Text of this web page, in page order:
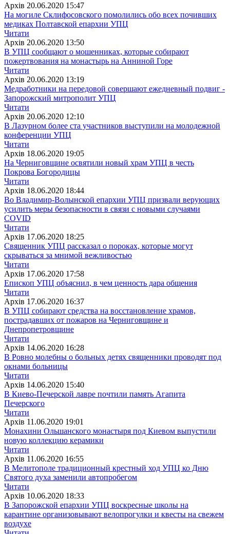
Архiв 20.06.2020 15:47
На могиле Склифосовского помолились обо всех почивших
медиках Полтавской епархии УПЦ
Читати
Архiв 20.06.2020 13:50
В УПЦ сообщают о мошенниках, которые собирают
пожертвования на монастырь на Анниной Горе
Читати
Архiв 20.06.2020 13:19
Медработники на передовой совершают ежедневный подвиг -
Запорожский митрополит УПЦ
Читати
Архiв 20.06.2020 12:10
В Лазурном более ста участников выступили на молодежной
конференции УПЦ
Читати
Архiв 18.06.2020 19:05
На Черниговщине освятили новый храм УПЦ в честь
Покрова Богородицы
Читати
Архiв 18.06.2020 18:44
Во Владимир-Волынской епархии УПЦ призвали верующих
усилить меры безопасности в связи с новыми случаями
COVID
Читати
Архiв 17.06.2020 18:25
Священник УПЦ рассказал о пороках, которые могут
скрываться за мнимой вежливостью
Читати
Архiв 17.06.2020 17:58
Епископ УПЦ объяснил, в чем ценность дара общения
Читати
Архiв 17.06.2020 16:37
В УПЦ собирают средства на восстановление храмов,
пострадавших от пожаров на Черниговщине и
Днепропетровщине
Читати
Архiв 14.06.2020 16:28
В Ровно молебны о больных детях священники проводят под
окнами больницы
Читати
Архiв 14.06.2020 15:40
В Киево-Печерской лавре почтили память Агапита
Печерского
Читати
Архiв 11.06.2020 19:01
Монахини Ольшанского монастыря под Киевом выпустили
новую коллекцию керамики
Читати
Архiв 11.06.2020 16:55
В Мелитополе традиционный крестный ход УПЦ ко Дню
Святого духа заменили автопробегом
Читати
Архiв 10.06.2020 18:33
В Запорожской епархии УПЦ воскресные школы на
карантине организовывают велопрогулки и квесты на свежем
воздухе